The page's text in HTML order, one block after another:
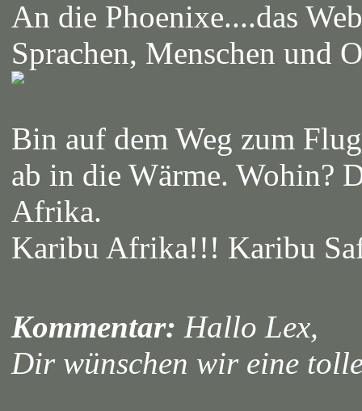
An die Phoenixe....das
Sprachen, Menschen und
Bin auf dem Weg zum
ab in die Wärme. Wohin?
Afrika.
Karibu Afrika!!! Karibu
Kommentar: Hallo Lex,
Dir wünschen wir eine